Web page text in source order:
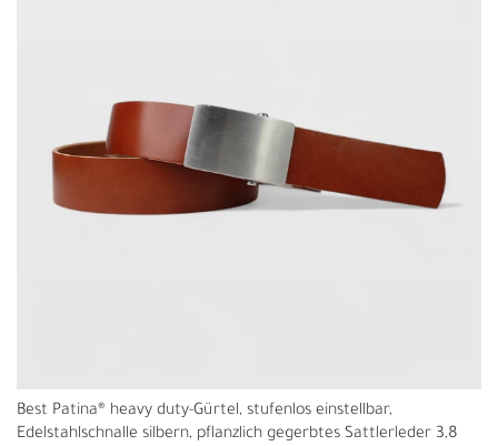
Best Patina® heavy duty-Gürtel, stufenlos einstellbar,
Edelstahlschnalle silbern, pflanzlich gegerbtes Sattlerleder 3,8